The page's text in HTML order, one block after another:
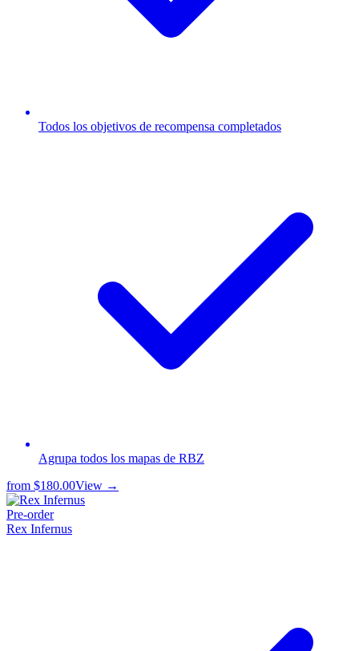
Todos los objetivos de recompensa completados
Agrupa todos los mapas de RBZ
from $180.00View →
Pre-order
Rex Infernus